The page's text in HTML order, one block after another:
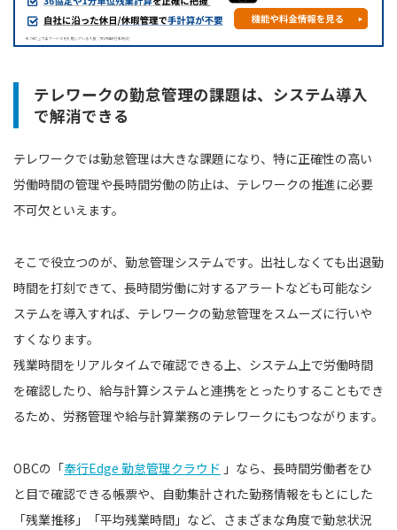
テレワークの勤怠管理の課題は、システム導入
で解消できる
テレワークでは勤怠管理は大きな課題になり、特に正確性の高い
労働時間の管理や長時間労働の防止は、テレワークの推進に必要
不可欠といえます。
そこで役立つのが、勤怠管理システムです。出社しなくても出退勤
時間を打刻できて、長時間労働に対するアラートなども可能なシ
ステムを導入すれば、テレワークの勤怠管理をスムーズに行いや
すくなります。
残業時間をリアルタイムで確認できる上、システム上で労働時間
を確認したり、給与計算システムと連携をとったりすることもでき
るため、労務管理や給与計算業務のテレワークにもつながります。
OBCの「奉行Edge 勤怠管理クラウド 」なら、長時間労働者をひ
と目で確認できる帳票や、自動集計された勤務情報をもとにした
「残業推移」「平均残業時間」など、さまざまな角度で勤怠状況